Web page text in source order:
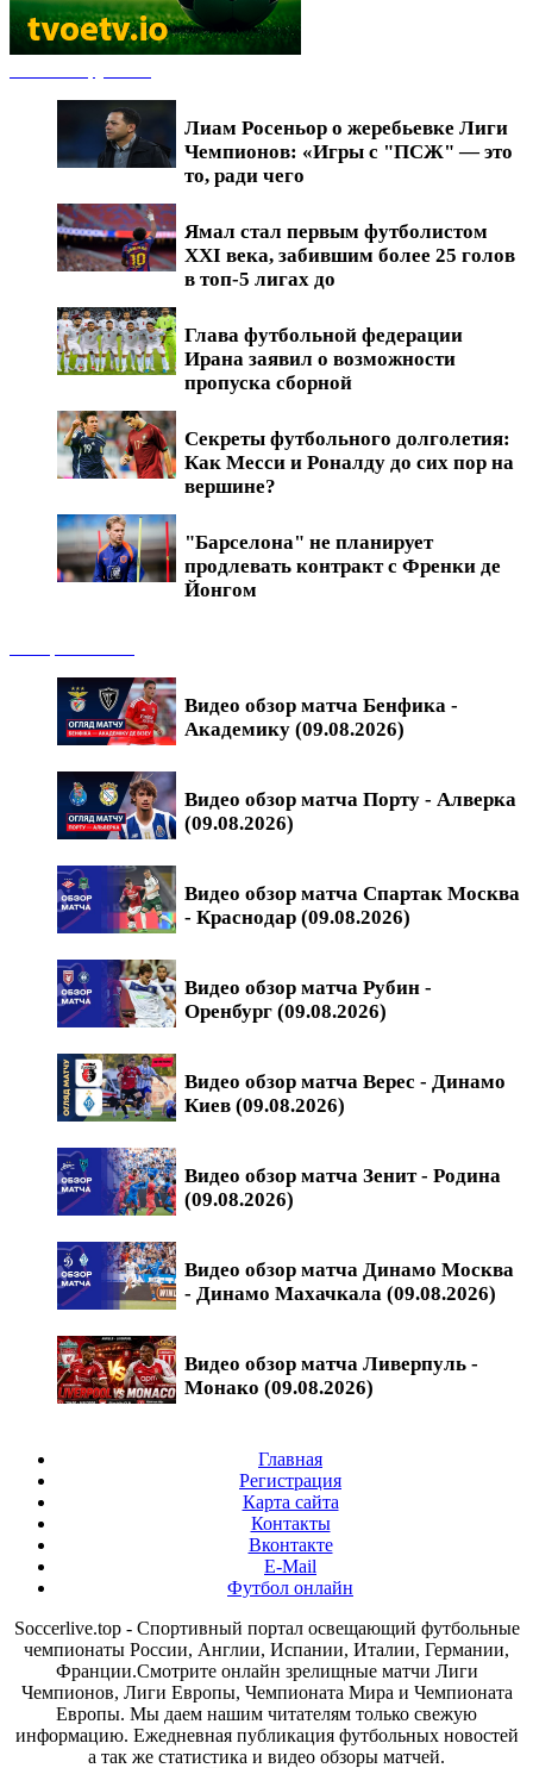
Лиам Росеньор о жеребьевке Лиги
Чемпионов: «Игры с "ПСЖ" — это
то, ради чего
Ямал стал первым футболистом
XXI века, забившим более 25 голов
в топ-5 лигах до
Глава футбольной федерации
Ирана заявил о возможности
пропуска сборной
Секреты футбольного долголетия:
Как Месси и Роналду до сих пор на
вершине?
"Барселона" не планирует
продлевать контракт с Френки де
Йонгом
Видео обзор матча Бенфика -
Академику (09.08.2026)
Видео обзор матча Порту - Алверка
(09.08.2026)
Видео обзор матча Спартак Москва
- Краснодар (09.08.2026)
Видео обзор матча Рубин -
Оренбург (09.08.2026)
Видео обзор матча Верес - Динамо
Киев (09.08.2026)
Видео обзор матча Зенит - Родина
(09.08.2026)
Видео обзор матча Динамо Москва
- Динамо Махачкала (09.08.2026)
Видео обзор матча Ливерпуль -
Монако (09.08.2026)
Главная
Регистрация
Карта сайта
Контакты
Вконтакте
E-Mail
Футбол онлайн
Soccerlive.top - Спортивный портал освещающий футбольные
чемпионаты России, Англии, Испании, Италии, Германии,
Франции.Смотрите онлайн зрелищные матчи Лиги
Чемпионов, Лиги Европы, Чемпионата Мира и Чемпионата
Европы. Мы даем нашим читателям только свежую
информацию. Ежедневная публикация футбольных новостей
а так же статистика и видео обзоры матчей.